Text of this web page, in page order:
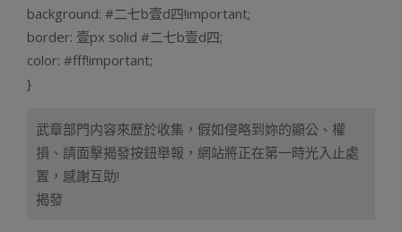
background: #二七b壹d四!important;
border: 壹px solid #二七b壹d四;
color: #fff!important;
}
武章部門内容來歷於收集，假如侵略到妳的顯公、權
損、請面擊揭發按鈕舉報，網站將正在第一時光入止處
置，感謝互助!
揭發